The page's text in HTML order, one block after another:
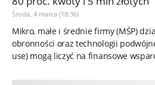
Środa, 4 marca (18:36)
Mikro, małe i średnie firmy (MŚP)
obronności oraz technologii
use) mogą liczyć na finansowe